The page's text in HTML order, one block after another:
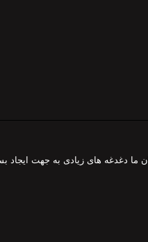
ما دغدغه های زیادی به جهت